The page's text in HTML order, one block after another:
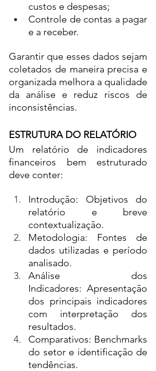
custos e despesas;
Controle de contas a pagar
e a receber.
Garantir que esses dados sejam
coletados de maneira precisa e
organizada melhora a qualidade
da análise e reduz riscos de
inconsistências.
ESTRUTURA DO RELATÓRIO
Um relatório de indicadores
financeiros bem estruturado
deve conter:
Introdução: Objetivos do
relatório e breve
contextualização.
Metodologia: Fontes de
dados utilizadas e período
analisado.
Análise dos
Indicadores: Apresentação
dos principais indicadores
com interpretação dos
resultados.
Comparativos: Benchmarks
do setor e identificação de
tendências.